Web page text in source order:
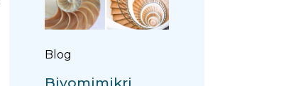
Blog
Biyomimikri